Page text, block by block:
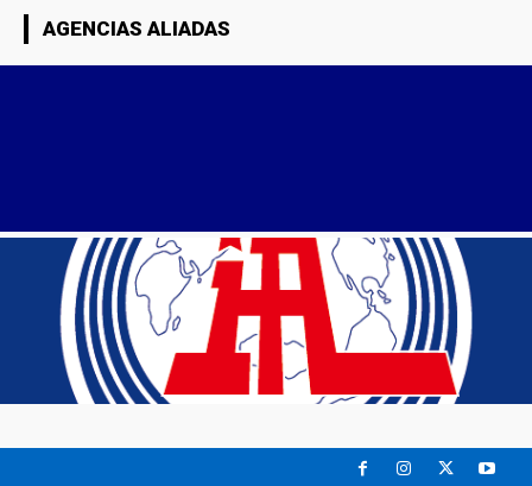
AGENCIAS ALIADAS